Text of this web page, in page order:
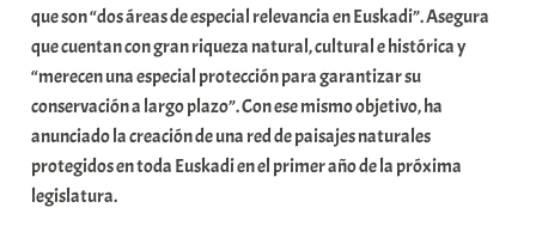
K
o
m
u
n
i
que son “dos áreas de especial relevancia en Euskadi”. Asegura
que cuentan con gran riqueza natural, cultural e histórica y
“merecen una especial protección para garantizar su
conservación a largo plazo”. Con ese mismo objetivo, ha
anunciado la creación de una red de paisajes naturales
protegidos en toda Euskadi en el primer año de la próxima
legislatura.